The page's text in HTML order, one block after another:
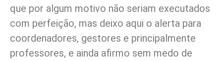
que por algum motivo não seriam executados
com perfeição, mas deixo aqui o alerta para
coordenadores, gestores e principalmente
professores, e ainda afirmo sem medo de